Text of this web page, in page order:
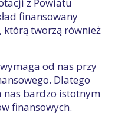
finansowany
którą tworzą również
od nas przy
Dlatego
nas bardzo istotnym
finansowych.